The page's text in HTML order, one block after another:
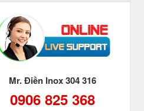
Mr. Điền Inox 304 316
0906 825 368